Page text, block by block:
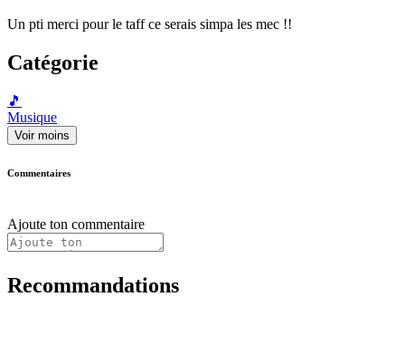
Un pti merci pour le taff ce serais simpa les mec !!
Catégorie
🎵
Musique
Voir moins
Commentaires
Ajoute ton commentaire
Recommandations